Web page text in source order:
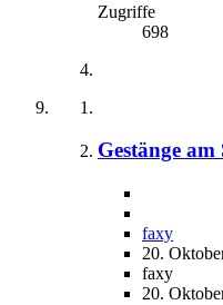
Zugriffe
698
Gestänge
faxy
20.
faxy
20.